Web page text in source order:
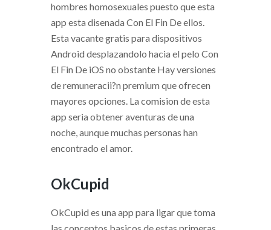
hombres homosexuales puesto que esta
app esta disenada Con El Fin De ellos.
Esta vacante gratis para dispositivos
Android desplazandolo hacia el pelo Con
El Fin De iOS no obstante Hay versiones
de remuneracii?n premium que ofrecen
mayores opciones. La comision de esta
app seri­a obtener aventuras de una
noche, aunque muchas personas han
encontrado el amor.
OkCupid
OkCupid es una app para ligar que toma